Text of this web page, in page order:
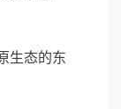
生态的东